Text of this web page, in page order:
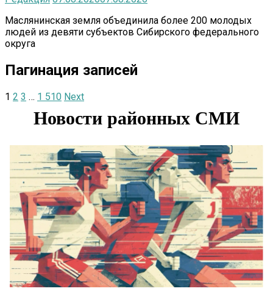
Маслянинская земля объединила более 200 молодых
людей из девяти субъектов Сибирского федерального
округа
Пагинация записей
1 2 3 … 1 510 Next